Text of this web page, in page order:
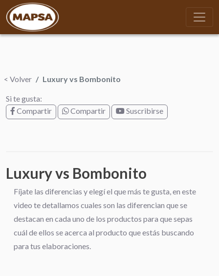
< Volver Luxury vs Bombonito
Si te gusta:
Compartir
Compartir Suscribirse
Luxury vs Bombonito
Fíjate las diferencias y elegí el que más te gusta, en este
video te detallamos cuales son las diferencian que se
destacan en cada uno de los productos para que sepas
cuál de ellos se acerca al producto que estás buscando
para tus elaboraciones.